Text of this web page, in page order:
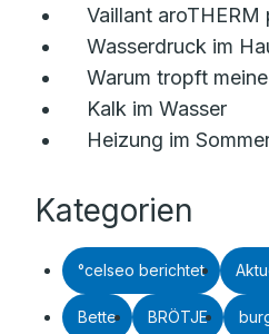
Vaillant aroTHERM
Wasserdruck im
Warum tropft
Kalk im Wasser
Heizung im
Kategorien
°celseo berichtet
Bette BRÖTJE